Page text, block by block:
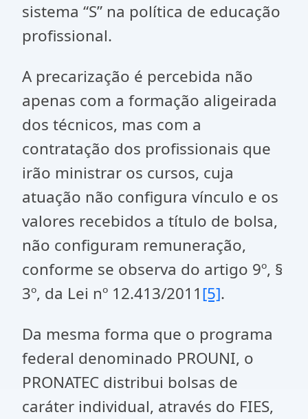
sistema “S” na política de educação
profissional.
A precarização é percebida não
apenas com a formação aligeirada
dos técnicos, mas com a
contratação dos profissionais que
irão ministrar os cursos, cuja
atuação não configura vínculo e os
valores recebidos a título de bolsa,
não configuram remuneração,
conforme se observa do artigo 9º, §
3º, da Lei nº 12.413/2011[5].
Da mesma forma que o programa
federal denominado PROUNI, o
PRONATEC distribui bolsas de
caráter individual, através do FIES,